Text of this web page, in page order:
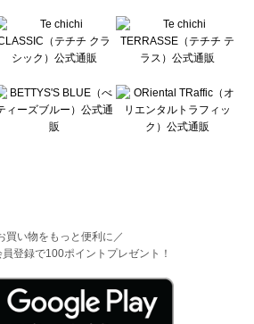
買い物をもっと便利に／
登録で100ポイントプレゼント！